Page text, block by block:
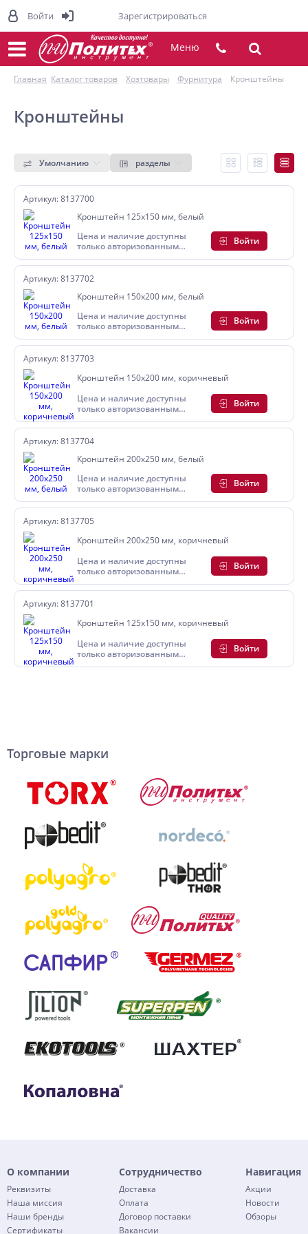
Меню
Главная Каталог товаров Хозтовары Фурнитура Кронштейны
Кронштейны
Умолчанию разделы
Артикул: 8137700
Кронштейн 125х150 мм, белый
Цена и наличие доступны
только авторизованным
пользователям
Войти
Артикул: 8137702
Кронштейн 150х200 мм, белый
Цена и наличие доступны
только авторизованным
пользователям
Войти
Артикул: 8137703
Кронштейн 150х200 мм, коричневый
Цена и наличие доступны
только авторизованным
пользователям
Войти
Артикул: 8137704
Кронштейн 200х250 мм, белый
Цена и наличие доступны
только авторизованным
пользователям
Войти
Артикул: 8137705
Кронштейн 200х250 мм, коричневый
Цена и наличие доступны
только авторизованным
пользователям
Войти
Артикул: 8137701
Кронштейн 125х150 мм, коричневый
Цена и наличие доступны
только авторизованным
пользователям
Войти
Торговые марки
О компании
Реквизиты
Наша миссия
Наши бренды
Сертификаты
Сотрудничество
Доставка
Оплата
Договор поставки
Вакансии
Навигация
Акции
Новости
Обзоры
Войти Зарегистрироваться